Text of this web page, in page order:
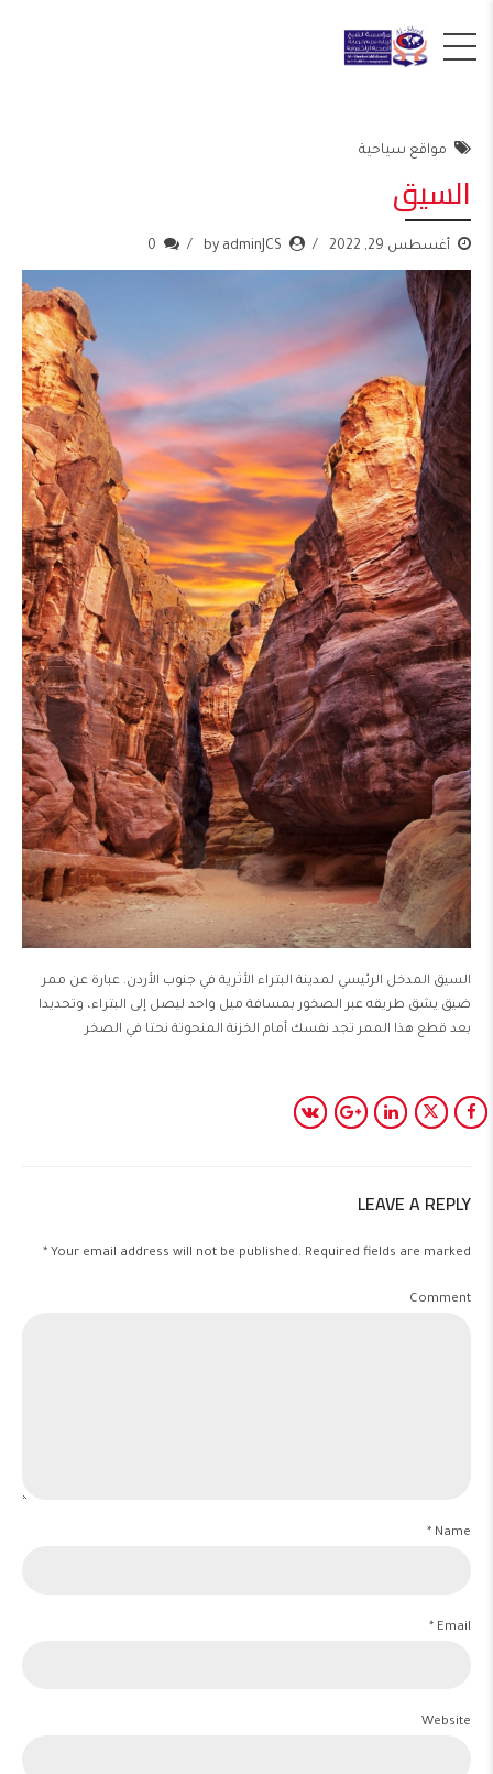
مواقع سياحية
السيق
أغسطس 29, 2022 by adminJCS
0
السيق المدخل الرئيسي لمدينة البتراء الأثرية في جنوب الأردن. عبارة عن ممر
ضيق يشق طريقه عبر الصخور بمسافة ميل واحد ليصل إلى البتراء، وتحديدا
بعد قطع هذا الممر تجد نفسك أمام الخزنة المنحوتة نحتا في الصخر
LEAVE A REPLY
Your email address will not be published. Required fields are marked *
Comment
Name *
Email *
Website